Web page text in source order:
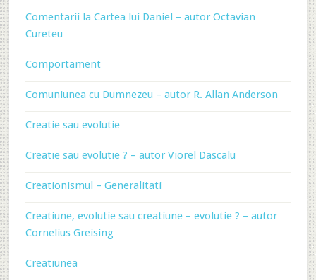
Comentarii la Cartea lui Daniel – autor Octavian
Cureteu
Comportament
Comuniunea cu Dumnezeu – autor R. Allan Anderson
Creatie sau evolutie
Creatie sau evolutie ? – autor Viorel Dascalu
Creationismul – Generalitati
Creatiune, evolutie sau creatiune – evolutie ? – autor
Cornelius Greising
Creatiunea